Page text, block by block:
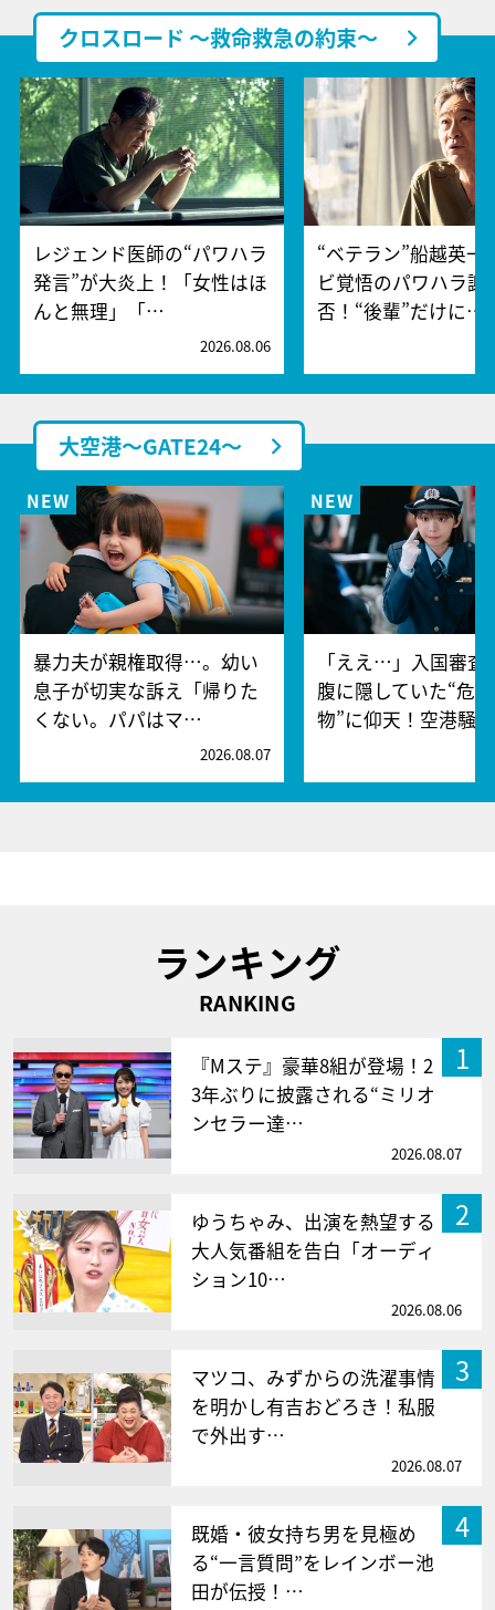
クロスロード ～救命救急の約束～
レジェンド医師の“パワハラ
発言”が大炎上！「女性はほ
んと無理」「…
2026.08.06
“ベテラン”船越英一
ビ覚悟のパワハラ謝
否！“後輩”だけに…
大空港～GATE24～
暴力夫が親権取得…。幼い
息子が切実な訴え「帰りた
くない。パパはマ…
2026.08.07
「ええ…」入国審査
腹に隠していた“危
物”に仰天！空港騒
ランキング
RANKING
1
『Mステ』豪華8組が登場！2
3年ぶりに披露される“ミリオ
ンセラー達…
2026.08.07
2
ゆうちゃみ、出演を熱望する
大人気番組を告白「オーディ
ション10…
2026.08.06
3
マツコ、みずからの洗濯事情
を明かし有吉おどろき！私服
で外出す…
2026.08.07
4
既婚・彼女持ち男を見極め
る“一言質問”をレインボー池
田が伝授！…